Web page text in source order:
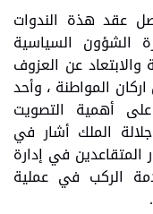
عقد هذة الندوات
الشؤون السياسية
والابتعاد عن العزوف
المواطنة ، وأحد
أهمية التصويت
الملك أشار في
المتقاعدين في إدارة
الركب في عملية